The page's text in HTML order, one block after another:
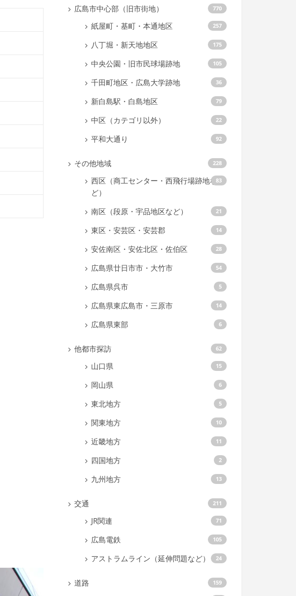
広島市中心部（旧市街地） 770
紙屋町・基町・本通地区 257
八丁堀・新天地地区 175
中央公園・旧市民球場跡地 105
千田町地区・広島大学跡地 36
新白島駅・白島地区 79
中区（カテゴリ以外） 22
平和大通り 92
その他地域 228
西区（商工センター・西飛行場跡地な
ど）
83
南区（段原・宇品地区など） 21
東区・安芸区・安芸郡 14
安佐南区・安佐北区・佐伯区 28
広島県廿日市市・大竹市 54
広島県呉市 5
広島県東広島市・三原市 14
広島県東部 6
他都市探訪 62
山口県 15
岡山県 6
東北地方 5
関東地方 10
近畿地方 11
四国地方 2
九州地方 13
交通 211
JR関連 71
広島電鉄 105
アストラムライン（延伸問題など） 24
道路 159